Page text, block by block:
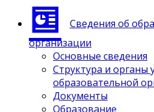
Сведения об
организации
Основные сведения
Структура и органы
образовательной
Документы
Образование